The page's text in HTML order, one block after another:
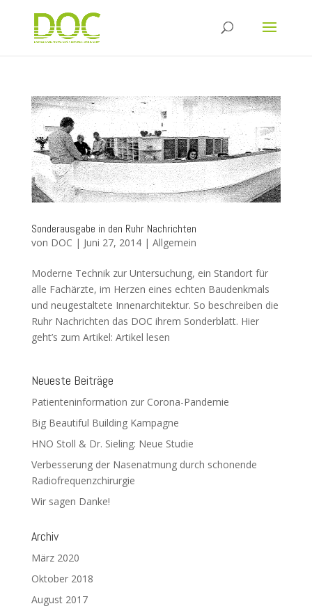
Sonderausgabe in den Ruhr Nachrichten
von DOC | Juni 27, 2014| Allgemein
Moderne Technik zur Untersuchung, ein Standort für
alle Fachärzte, im Herzen eines echten Baudenkmals
und neugestaltete Innenarchitektur. So beschreiben die
Ruhr Nachrichten das DOC ihrem Sonderblatt. Hier
geht’s zum Artikel: Artikel lesen
Neueste Beiträge
Patienteninformation zur Corona-Pandemie
Big Beautiful Building Kampagne
HNO Stoll & Dr. Sieling: Neue Studie
Verbesserung der Nasenatmung durch schonende
Radiofrequenzchirurgie
Wir sagen Danke!
Archiv
März 2020
Oktober 2018
August 2017